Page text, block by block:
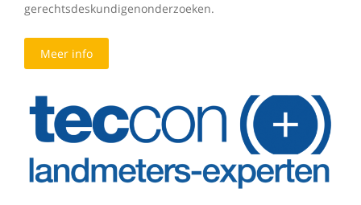
gerechtsdeskundigenonderzoeken.
Meer info